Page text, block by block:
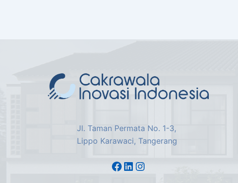
Jl. Taman Permata No. 1-3,
Lippo Karawaci, Tangerang